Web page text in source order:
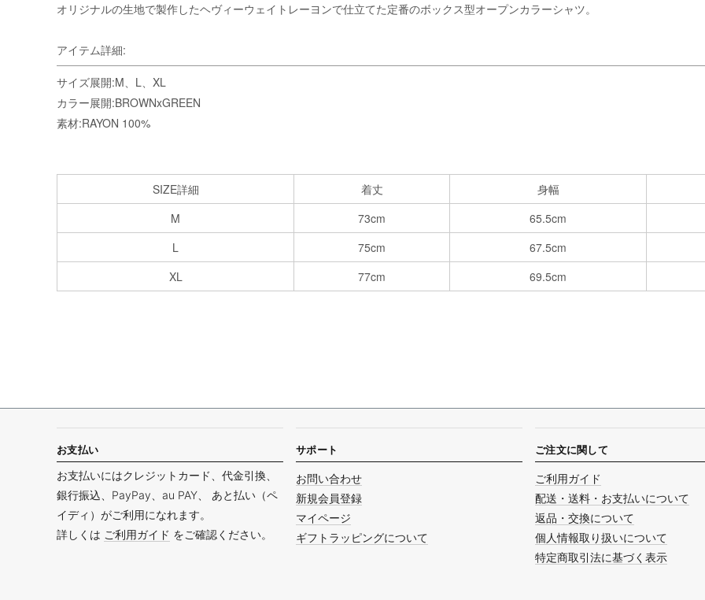
オリジナルの生地で製作したヘヴィーウェイトレーヨンで仕立てた定番のボックス型オープンカラーシャツ。
アイテム詳細:
サイズ展開:M、L、XL
カラー展開:BROWNxGREEN
素材:RAYON 100%
SIZE詳細 着丈 身幅
M
73cm 65.5cm
L
75cm 67.5cm
XL
77cm 69.5cm
お支払い
お支払いにはクレジットカード、代金引換、
銀行振込、PayPay、au PAY、 あと払い（ペ
イディ）がご利用になれます。
詳しくは ご利用ガイド をご確認ください。
サポート
お問い合わせ
新規会員登録
マイページ
ギフトラッピングについて
ご注文に関して
ご利用ガイド
配送・送料・お支払いについて
返品・交換について
個人情報取り扱いについて
特定商取引法に基づく表示